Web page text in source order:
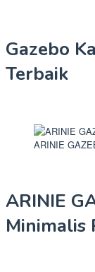
Gazebo
Terbaik
ARINIE
ARINIE
Minimalis